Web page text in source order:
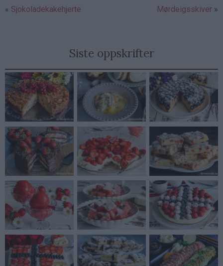
Sjokoladekakehjerte Mørdeigsskiver
Siste oppskrifter